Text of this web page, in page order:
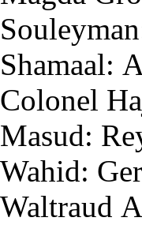
Souleyman
Shamaal:
Colonel
Masud:
Wahid:
Waltraud